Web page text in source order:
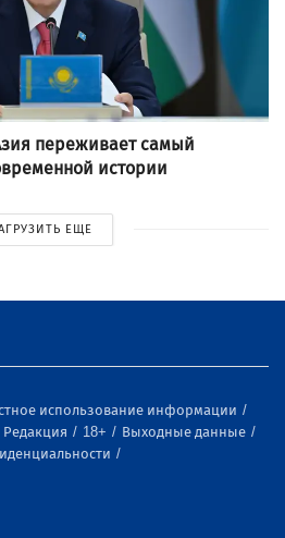
переживает самый
истории
ЕЩЕ
использование информации
Редакция 18+
Выходные данные